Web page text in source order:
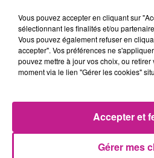
les instructions établies.
L’étiquetage et le
containers prévus.
Le signalement de toute
Le nettoyage et le
Toute autre tâche liée au
Vous pouvez accepter en cliquant sur
sélectionnant les finalités et/ou
Vous pouvez également refuser en
accepter". Vos préférences ne
pouvez mettre à jour vos choix, ou
moment via le lien "Gérer les cookies"
Gérer mes
Accepter et